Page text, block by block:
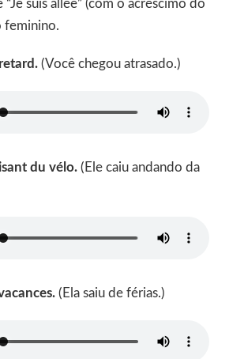
suis allée” (com o acréscimo do
feminino.
(Você chegou atrasado.)
du vélo.(Ele caiu andando da
(Ela saiu de férias.)